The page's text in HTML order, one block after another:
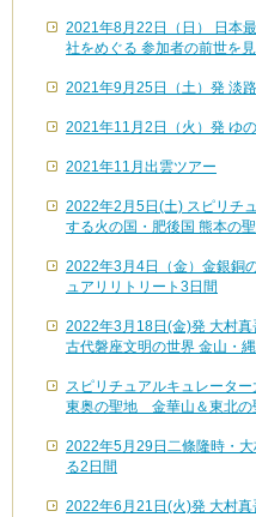
2021年8月22日（日） 日本
社をめぐる 参加者の前世を
2021年9月25日（土）発 淡
2021年11月2日（火）発 ゆ
2021年11月出雲ツアー
2022年2月5日(土) スピリチ
する火の国・肥後国 熊本の
2022年3月4日（金）金銀銅
ュアリリトリート3日間
2022年3月18日(金)発 大村
古代磐座文明の世界 金山・
スピリチュアルキュレータ
東奥の聖地 金華山＆東北の
2022年5月29日二條隆時・
る2日間
2022年6月21日(火)発 大村